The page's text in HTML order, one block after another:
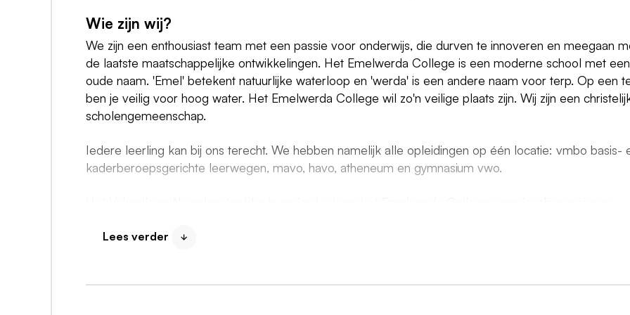
Wie zijn wij?
We zijn een enthousiast team met een passie voor onderwijs, die durven te innoveren en meegaan
de laatste maatschappelijke ontwikkelingen. Het Emelwerda College is een moderne school met een
oude naam. 'Emel' betekent natuurlijke waterloop en 'werda' is een andere naam voor terp. Op een
ben je veilig voor hoog water. Het Emelwerda College wil zo'n veilige plaats zijn. Wij zijn een
scholengemeenschap.
Iedere leerling kan bij ons terecht. We hebben namelijk alle opleidingen op één locatie: vmbo basis-
kaderberoepsgerichte leerwegen, mavo, havo, atheneum en gymnasium vwo.
samenvatten met de uitspraak "we zien je". Leerlingen op het Vakcollege mogen er zijn! Leerlingen
vmbo-diploma halen en daarna doorstromen naar het mbo. De leerlingen kunnen op het Vakcollege
Lees verder